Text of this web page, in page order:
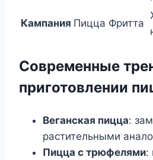
Кампания Пицца Фритта
Современные
приготовлении
Веганская пицца:
растительными
Пицца с трюфелями: